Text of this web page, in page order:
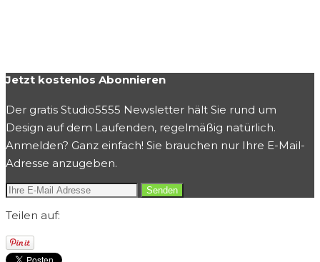
Jetzt kostenlos Abonnieren
Der gratis Studio5555 Newsletter hält Sie rund um
Design auf dem Laufenden, regelmäßig natürlich.
Anmelden? Ganz einfach! Sie brauchen nur Ihre E-Mail-
Adresse anzugeben.
Teilen auf: